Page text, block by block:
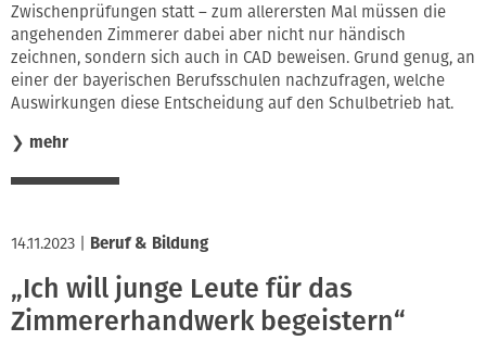
Zwischenprüfungen statt – zum allerersten Mal müssen die
angehenden Zimmerer dabei aber nicht nur händisch
zeichnen, sondern sich auch in CAD beweisen. Grund genug, an
einer der bayerischen Berufsschulen nachzufragen, welche
Auswirkungen diese Entscheidung auf den Schulbetrieb hat.
❯ mehr
14.11.2023 Beruf & Bildung
„Ich will junge Leute für das
Zimmererhandwerk begeistern“